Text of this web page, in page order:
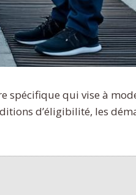
spécifique qui vise à
d’éligibilité, les